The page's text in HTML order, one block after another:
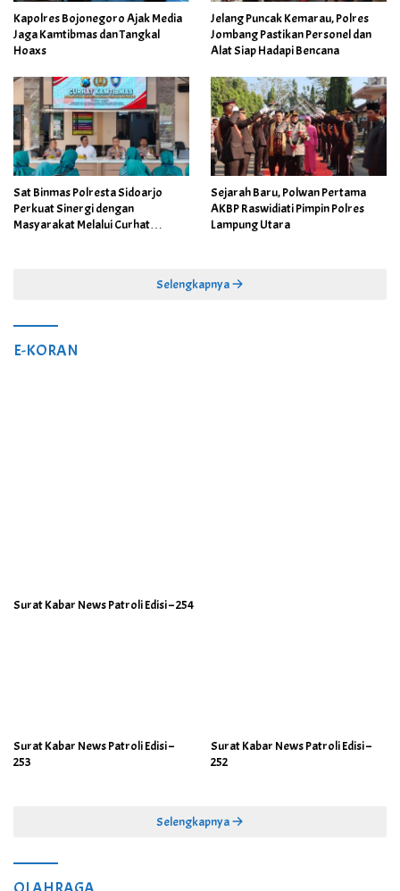
Kapolres Bojonegoro Ajak Media
Jaga Kamtibmas dan Tangkal
Hoaxs
Jelang Puncak Kemarau, Polres
Jombang Pastikan Personel dan
Alat Siap Hadapi Bencana
Sat Binmas Polresta Sidoarjo
Perkuat Sinergi dengan
Masyarakat Melalui Curhat
Sejarah Baru, Polwan Pertama
AKBP Raswidiati Pimpin Polres
Lampung Utara
Selengkapnya
E-KORAN
Surat Kabar News Patroli Edisi – 254
Surat Kabar News Patroli Edisi –
253
Surat Kabar News Patroli Edisi –
252
Selengkapnya